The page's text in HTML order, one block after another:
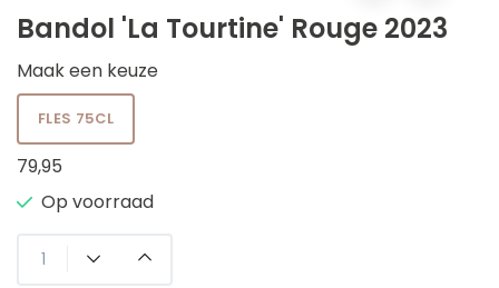
Bandol 'La Tourtine' Rouge 2023
Maak een keuze
FLES 75CL
79,95
Op voorraad